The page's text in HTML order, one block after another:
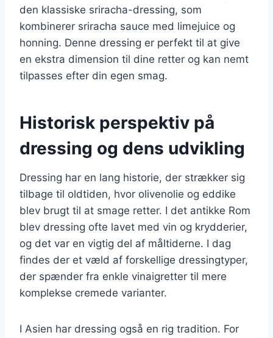
den klassiske sriracha-dressing, som
kombinerer sriracha sauce med limejuice og
honning. Denne dressing er perfekt til at give
en ekstra dimension til dine retter og kan nemt
tilpasses efter din egen smag.
Historisk perspektiv på
dressing og dens udvikling
Dressing har en lang historie, der strækker sig
tilbage til oldtiden, hvor olivenolie og eddike
blev brugt til at smage retter. I det antikke Rom
blev dressing ofte lavet med vin og krydderier,
og det var en vigtig del af måltiderne. I dag
findes der et væld af forskellige dressingtyper,
der spænder fra enkle vinaigretter til mere
komplekse cremede varianter.
I Asien har dressing også en rig tradition. For